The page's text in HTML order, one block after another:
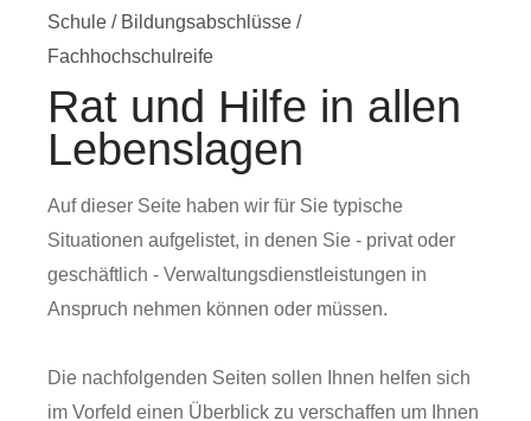
Schule / Bildungsabschlüsse /
Fachhochschulreife
Rat und Hilfe in allen
Lebenslagen
Auf dieser Seite haben wir für Sie typische
Situationen aufgelistet, in denen Sie - privat oder
geschäftlich - Verwaltungsdienstleistungen in
Anspruch nehmen können oder müssen.
Die nachfolgenden Seiten sollen Ihnen helfen sich
im Vorfeld einen Überblick zu verschaffen um Ihnen